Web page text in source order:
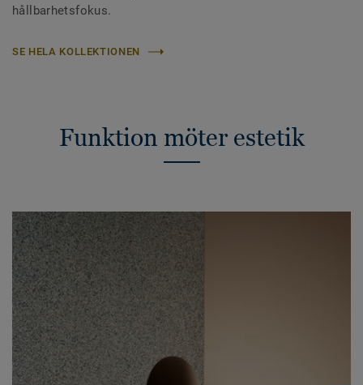
hållbarhetsfokus.
SE HELA KOLLEKTIONEN
Funktion möter estetik